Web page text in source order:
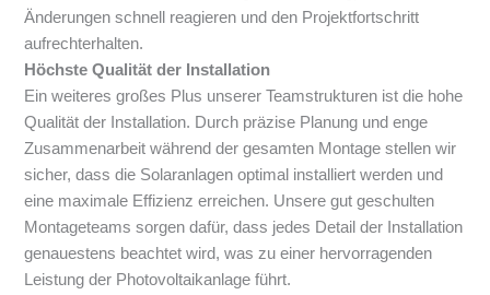
Änderungen schnell reagieren und den Projektfortschritt
aufrechterhalten.
Höchste Qualität der Installation
Ein weiteres großes Plus unserer Teamstrukturen ist die hohe
Qualität der Installation. Durch präzise Planung und enge
Zusammenarbeit während der gesamten Montage stellen wir
sicher, dass die Solaranlagen optimal installiert werden und
eine maximale Effizienz erreichen. Unsere gut geschulten
Montageteams sorgen dafür, dass jedes Detail der Installation
genauestens beachtet wird, was zu einer hervorragenden
Leistung der Photovoltaikanlage führt.